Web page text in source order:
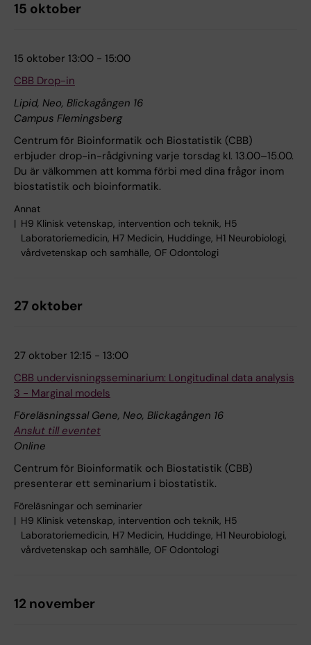
15 oktober
15 oktober 13:00 - 15:00
CBB Drop-in
Lipid, Neo, Blickagången 16
Campus Flemingsberg
Centrum för Bioinformatik och Biostatistik (CBB)
erbjuder drop-in-rådgivning varje torsdag kl. 13.00–15.00.
Du är välkommen att komma förbi med dina frågor inom
biostatistik och bioinformatik.
Annat
H9 Klinisk vetenskap, intervention och teknik, H5
Laboratoriemedicin, H7 Medicin, Huddinge, H1 Neurobiologi,
vårdvetenskap och samhälle, OF Odontologi
27 oktober
27 oktober 12:15 - 13:00
CBB undervisningsseminarium: Longitudinal data analysis
3 - Marginal models
Föreläsningssal Gene, Neo, Blickagången 16
Anslut till eventet
Online
Centrum för Bioinformatik och Biostatistik (CBB)
presenterar ett seminarium i biostatistik.
Föreläsningar och seminarier
H9 Klinisk vetenskap, intervention och teknik, H5
Laboratoriemedicin, H7 Medicin, Huddinge, H1 Neurobiologi,
vårdvetenskap och samhälle, OF Odontologi
12 november